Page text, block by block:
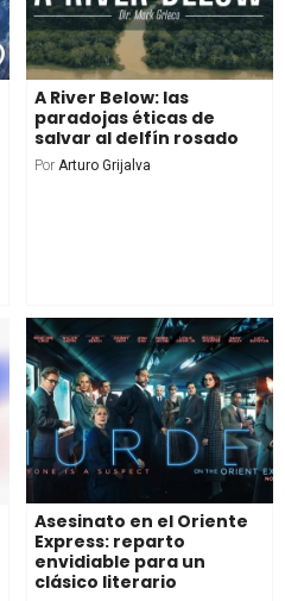
A River Below: las
paradojas éticas de
salvar al delfín rosado
Por Arturo Grijalva
Asesinato en el Oriente
Express: reparto
envidiable para un
clásico literario